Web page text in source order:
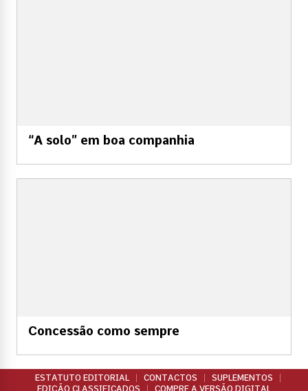
“A solo” em boa companhia
Concessão como sempre
ESTATUTO EDITORIAL CONTACTOS
SUPLEMENTOS
EDIÇÃO CLASSIFICADOS
COMPRE A VERSÃO DIGITAL